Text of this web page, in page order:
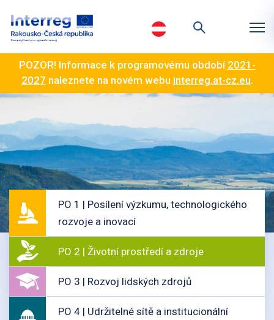
POZOR! Informace k programovému období 2021-
2027 naleznete na novém webu interreg.at-cz.eu.
PO 1 | Posílení výzkumu, technologického
rozvoje a inovací
PO 2 | Životní prostředí a zdroje
PO 3 | Rozvoj lidských zdrojů
PO 4 | Udržitelné sítě a institucionální